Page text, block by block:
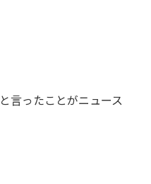
言ったことがニュース